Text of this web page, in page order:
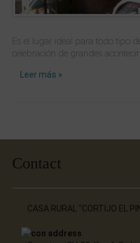
Es el lugar ideal para todo tipo
celebración de grandes
Leer más »
Contact
CASA RURAL "CORTIJO EL